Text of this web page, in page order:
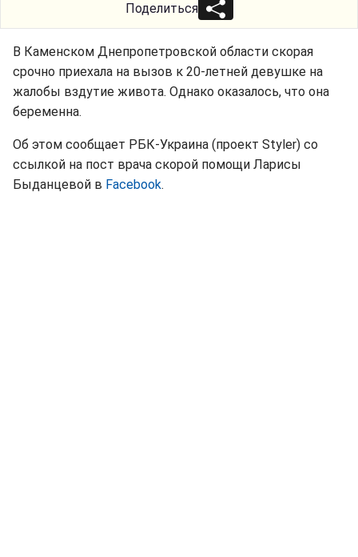
Поделиться
В Каменском Днепропетровской области скорая
срочно приехала на вызов к 20-летней девушке на
жалобы вздутие живота. Однако оказалось, что она
беременна.
Об этом сообщает РБК-Украина (проект Styler) со
ссылкой на пост врача скорой помощи Ларисы
Быданцевой в Facebook.